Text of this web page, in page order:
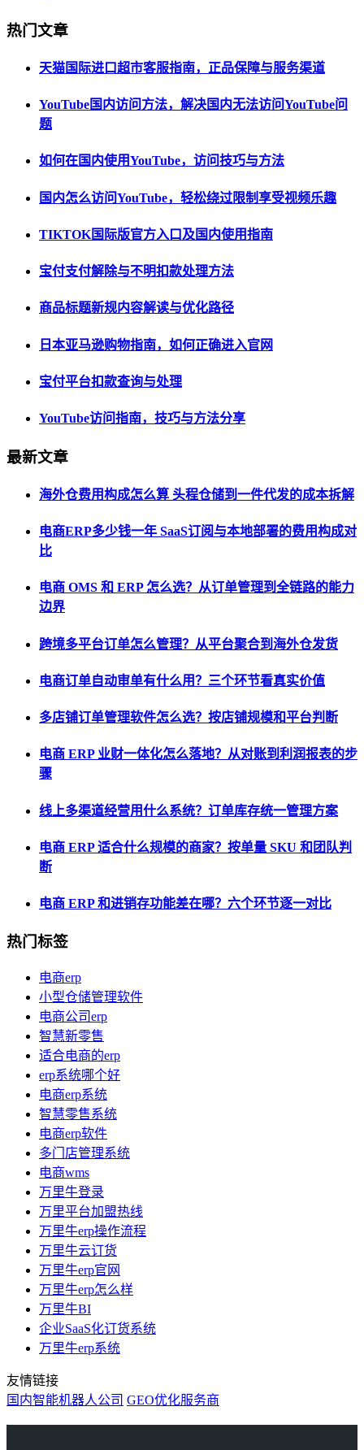
热门文章
天猫国际进口超市客服指南，正品保障与服务渠道
YouTube国内访问方法，解决国内无法访问YouTube问
题
如何在国内使用YouTube，访问技巧与方法
国内怎么访问YouTube，轻松绕过限制享受视频乐趣
TIKTOK国际版官方入口及国内使用指南
宝付支付解除与不明扣款处理方法
商品标题新规内容解读与优化路径
日本亚马逊购物指南，如何正确进入官网
宝付平台扣款查询与处理
YouTube访问指南，技巧与方法分享
最新文章
海外仓费用构成怎么算 头程仓储到一件代发的成本拆解
电商ERP多少钱一年 SaaS订阅与本地部署的费用构成对
比
电商 OMS 和 ERP 怎么选？从订单管理到全链路的能力
边界
跨境多平台订单怎么管理？从平台聚合到海外仓发货
电商订单自动审单有什么用？三个环节看真实价值
多店铺订单管理软件怎么选？按店铺规模和平台判断
电商 ERP 业财一体化怎么落地？从对账到利润报表的步
骤
线上多渠道经营用什么系统？订单库存统一管理方案
电商 ERP 适合什么规模的商家？按单量 SKU 和团队判
断
电商 ERP 和进销存功能差在哪？六个环节逐一对比
热门标签
电商erp
小型仓储管理软件
电商公司erp
智慧新零售
适合电商的erp
erp系统哪个好
电商erp系统
智慧零售系统
电商erp软件
多门店管理系统
电商wms
万里牛登录
万里平台加盟热线
万里牛erp操作流程
万里牛云订货
万里牛erp官网
万里牛erp怎么样
万里牛BI
企业SaaS化订货系统
万里牛erp系统
友情链接
国内智能机器人公司 GEO优化服务商